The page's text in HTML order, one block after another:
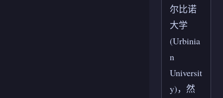
尔比诺
大学
(Urbinia
n
Universit
y)，然